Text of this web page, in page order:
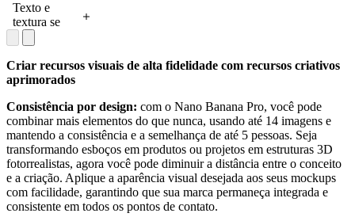
filme.
Prompt:
crie um
storyboard
para esta
cena.
Berlim num
dia
ensolarado,
com
sombras
marcantes.
antigas têm
formatos
curiosos,
como as
letras que
formam a
palavra
"BERLIM",
variedade
maior de
texturas e
fontes.
Prompt: crie
8 logotipos
cada um
com uma
palavra
expressiva, e
faça com
que as letras
transmitam
uma
precisas de
um texto em
inglês para o
coreano.
Prompt:
traduza todo
inglês nas
três latas
amarelas e
azuis para o
coreano,
mantendo
todo o resto
igual
em uma textura
retrô de serigrafia.
Prompt: um
design vibrante e
chamativo com a
palavra
sobre um fundo
texturizado em
tom off-white. As
letras são em
negrito, robustas,
extremamente
condensadas e
criam um efeito
Texto e
textura se
misturam de
forma
criativa ao
integrar a
cena de
corte de
madeira.
Prompt: crie
uma
imagem
mostrando a
frase
Criar recursos visuais de alta fidelidade com recursos criativos
aprimorados
Consistência por design: com o Nano Banana Pro, você pode
combinar mais elementos do que nunca, usando até 14 imagens e
mantendo a consistência e a semelhança de até 5 pessoas. Seja
transformando esboços em produtos ou projetos em estruturas 3D
fotorrealistas, agora você pode diminuir a distância entre o conceito
e a criação. Aplique a aparência visual desejada aos seus mockups
com facilidade, garantindo que sua marca permaneça integrada e
consistente em todos os pontos de contato.